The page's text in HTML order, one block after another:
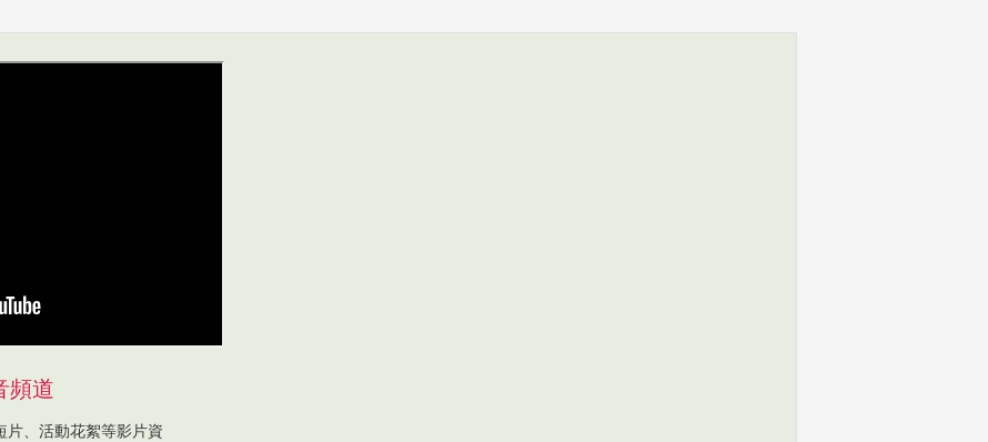
頻道
片、活動花絮等影片資